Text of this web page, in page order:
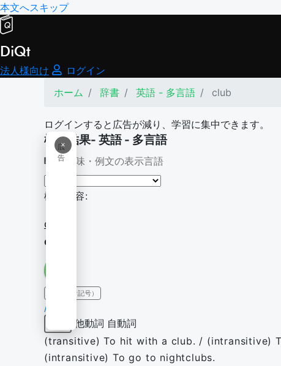
本文へスキップ
DiQt
法人様向け
ログイン
ホーム
辞書 英語 - 多言語 club
ログインすると広告が減り、学習に集中できます。
×
広
告
検索結果- 英語 - 多言語
意味・例文の表示言語
検索内容:
club
club
IPA（発音記号）
/klʌb/
他動詞 自動詞
(transitive) To hit with a club. / (intransitive)
(intransitive) To go to nightclubs.